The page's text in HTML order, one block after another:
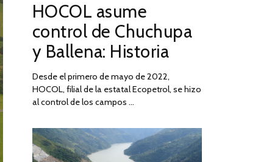
ON
DE
2026
HOCOL asume
control de Chuchupa
y Ballena: Historia
Desde el primero de mayo de 2022,
HOCOL, filial de la estatal Ecopetrol, se hizo
al control de los campos …